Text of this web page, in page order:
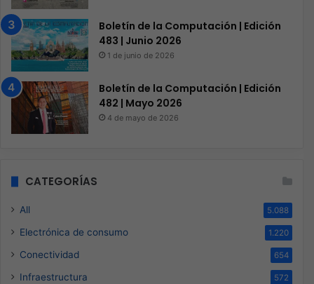
Boletín de la Computación | Edición
483 | Junio 2026
1 de junio de 2026
Boletín de la Computación | Edición
482 | Mayo 2026
4 de mayo de 2026
CATEGORÍAS
All 5.088
Electrónica de consumo 1.220
Conectividad 654
Infraestructura 572